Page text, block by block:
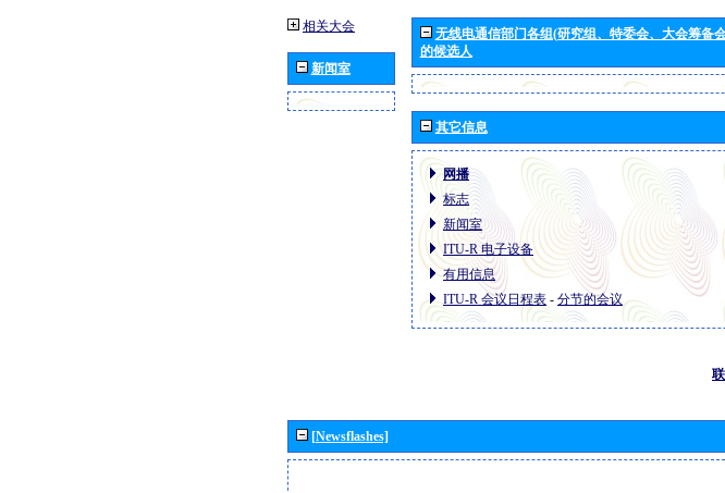
相关大会
新闻室
无线电通信部门各组(研究组、特委会、大会筹备
的候选人
其它信息
网播
标志
新闻室
ITU-R 电子设备
有用信息
ITU-R 会议日程表 - 分节的会议
[Newsflashes]